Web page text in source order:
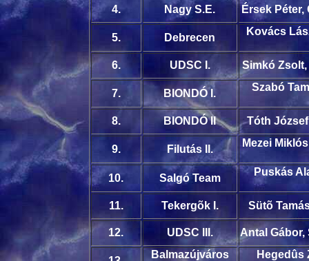
4. Nagy S.E. Érsek Péter,
5. Debrecen
Kovács
6. UDSC I. Simkó Zsolt,
7. BIONDÓ I.
Szabó
8. BIONDÓ II Tóth
9. Filutás II.
Mezei
10. Salgó Team
Puskás
11. Tekergõk I. Sütõ
12. UDSC III. Antal Gábor,
Balmazújváros Hegedûs